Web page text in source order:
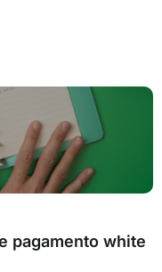
pagamento white